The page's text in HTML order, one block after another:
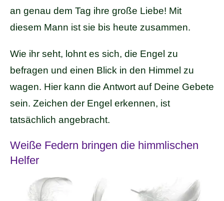
an genau dem Tag ihre große Liebe! Mit
diesem Mann ist sie bis heute zusammen.
Wie ihr seht, lohnt es sich, die Engel zu
befragen und einen Blick in den Himmel zu
wagen. Hier kann die Antwort auf Deine Gebete
sein. Zeichen der Engel erkennen, ist
tatsächlich angebracht.
Weiße Federn bringen die himmlischen
Helfer